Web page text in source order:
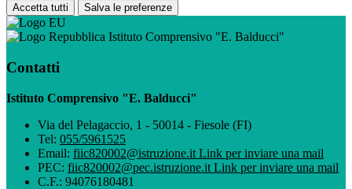
Accetta tutti Salva le preferenze
Istituto Comprensivo "E. Balducci"
Contatti
Istituto Comprensivo "E. Balducci"
Via del Pelagaccio, 1 - 50014 - Fiesole (FI)
Tel: 055/5961525
Email: fiic820002@istruzione.it Link per inviare una mail
PEC: fiic820002@pec.istruzione.it Link per inviare una mail
C.F.: 94076180481